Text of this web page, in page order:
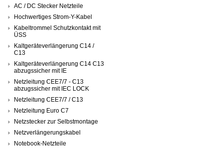
AC / DC Stecker Netzteile
Hochwertiges Strom-Y-Kabel
Kabeltrommel Schutzkontakt mit
ÜSS
Kaltgeräteverlängerung C14 /
C13
Kaltgeräteverlängerung C14 C13
abzugssicher mit IE
Netzleitung CEE7/7 - C13
abzugssicher mit IEC LOCK
Netzleitung CEE7/7 / C13
Netzleitung Euro C7
Netzstecker zur Selbstmontage
Netzverlängerungskabel
Notebook-Netzteile